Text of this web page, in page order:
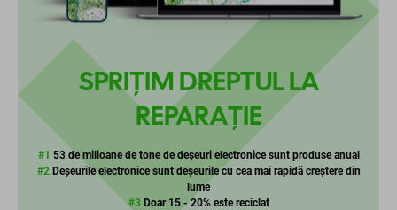
SPRIȚIM DREPTUL LA
REPARAȚIE
#1 53 de milioane de tone de deșeuri electronice sunt produse anual
#2 Deșeurile electronice sunt deșeurile cu cea mai rapidă creștere din
lume
#3Doar 15 - 20% este reciclat